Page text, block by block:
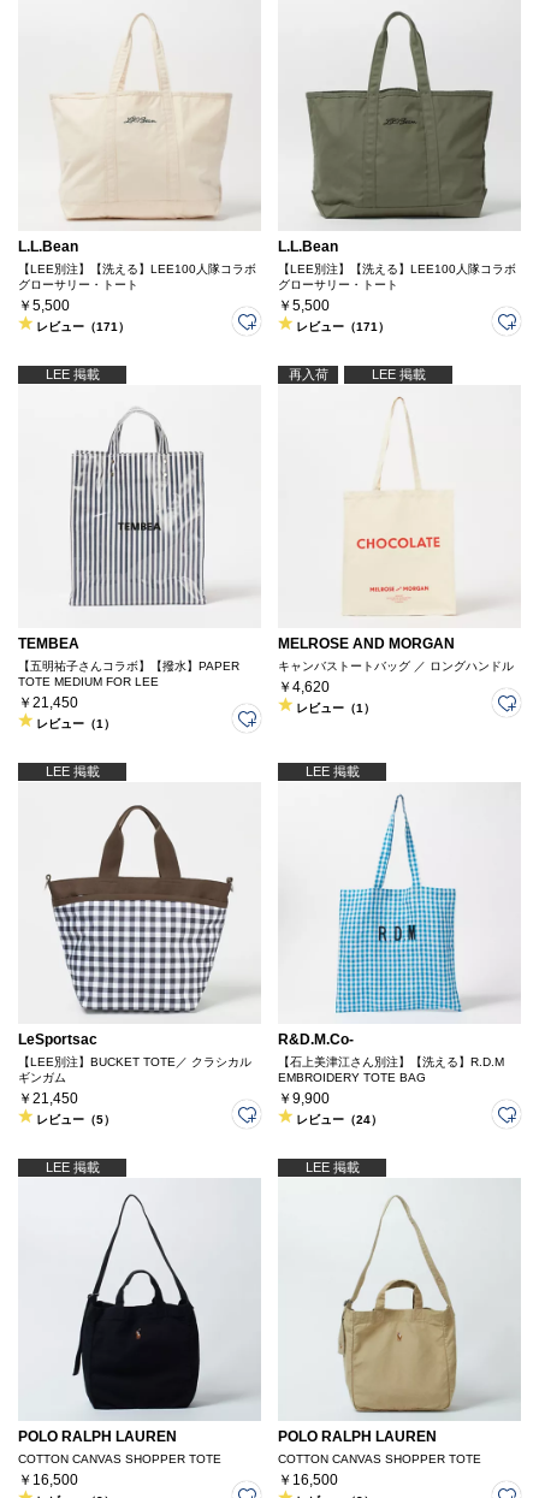
L.L.Bean
【LEE別注】【洗える】LEE100人隊コラボ
グローサリー・トート
￥5,500
レビュー（171）
L.L.Bean
【LEE別注】【洗える】LEE100人隊コラボ
グローサリー・トート
￥5,500
レビュー（171）
LEE 掲載
TEMBEA
【五明祐子さんコラボ】【撥水】PAPER
TOTE MEDIUM FOR LEE
￥21,450
レビュー（1）
再入荷 LEE 掲載
MELROSE AND MORGAN
キャンバストートバッグ ／ ロングハンドル
￥4,620
レビュー（1）
LEE 掲載
LeSportsac
【LEE別注】BUCKET TOTE／ クラシカル
ギンガム
￥21,450
レビュー（5）
LEE 掲載
R&D.M.Co-
【石上美津江さん別注】【洗える】R.D.M
EMBROIDERY TOTE BAG
￥9,900
レビュー（24）
LEE 掲載
POLO RALPH LAUREN
COTTON CANVAS SHOPPER TOTE
￥16,500
LEE 掲載
POLO RALPH LAUREN
COTTON CANVAS SHOPPER TOTE
￥16,500